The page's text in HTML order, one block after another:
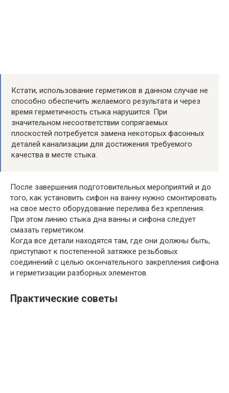
Кстати, использование герметиков в данном случае не
способно обеспечить желаемого результата и через
время герметичность стыка нарушится. При
значительном несоответствии сопрягаемых
плоскостей потребуется замена некоторых фасонных
деталей канализации для достижения требуемого
качества в месте стыка.
После завершения подготовительных мероприятий и до
того, как установить сифон на ванну нужно смонтировать
на свое место оборудование перелива без крепления.
При этом линию стыка дна ванны и сифона следует
смазать герметиком.
Когда все детали находятся там, где они должны быть,
приступают к постепенной затяжке резьбовых
соединений с целью окончательного закрепления сифона
и герметизации разборных элементов.
Практические советы